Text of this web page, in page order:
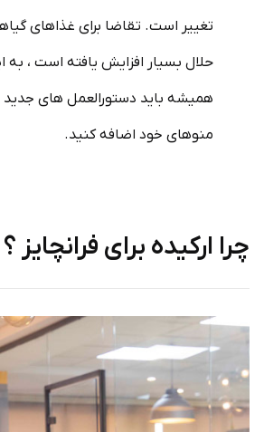
تغییر است. تقاضا برای غذاهای
حلال بسیار افزایش یافته است ،
همیشه باید دستورالعمل های جدید
منوهای خود اضافه کنید.
چرا ارکیده برای فرانچایز ؟